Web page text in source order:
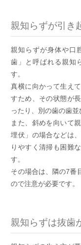
親知らずが引き
親知らずが身体や口
歯」と呼ばれる親知
す。
真横に向かって生え
すため、その状態が
ったり、別の歯の歯
また、斜めを向いて
埋伏」の場合などは
りやすく清掃も困難
す。
その場合は、隣の7番
ので注意が必要です。
親知らずは抜歯